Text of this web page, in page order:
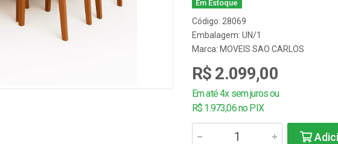
Em Estoque
Código: 28069
Embalagem: UN/1
Marca: MOVEIS SAO CARLOS
R$ 2.099,00
Em até 4x sem juros ou
R$ 1.973,06 no PIX